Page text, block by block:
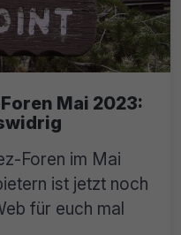
Mai 2023:
Foren im Mai
ist jetzt noch
für euch mal